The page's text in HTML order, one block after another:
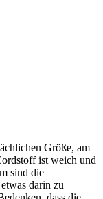
Größe, am
ist weich und
sind die
darin zu